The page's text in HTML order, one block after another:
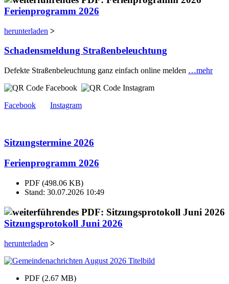
Ferienprogramm 2026
herunterladen >
Schadensmeldung Straßenbeleuchtung
Defekte Straßenbeleuchtung ganz einfach online melden …mehr
Facebook Instagram
Sitzungstermine 2026
Ferienprogramm 2026
PDF (498.06 KB)
Stand: 30.07.2026 10:49
Sitzungsprotokoll Juni 2026
herunterladen >
PDF (2.67 MB)